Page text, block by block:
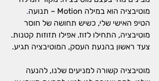
מוטיבציה הוא במילה Motion – תנועה
.
הטיפ האישי שלי, כשיש תחושה של חוסר
מוטיבציה, התחילו לזוז. אפילו תזוזות קטנות.
צעד ראשון בהנעת העסק, המוטיבציה תגיע.
מוטיבציה קשורה למניעים שלנו, להנעה